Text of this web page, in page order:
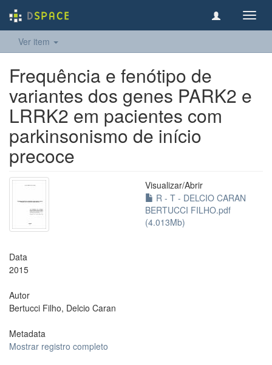
Ver item
Frequência e fenótipo de
variantes dos genes PARK2 e
LRRK2 em pacientes com
parkinsonismo de início
precoce
Visualizar/Abrir
R - T - DELCIO CARAN
BERTUCCI FILHO.pdf
(4.013Mb)
Data
2015
Autor
Bertucci Filho, Delcio Caran
Metadata
Mostrar registro completo